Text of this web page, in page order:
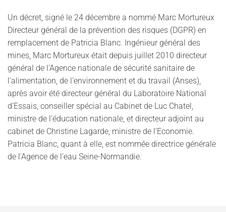
Un décret, signé le 24 décembre a nommé Marc Mortureux
Directeur général de la prévention des risques (DGPR) en
remplacement de Patricia Blanc. Ingénieur général des
mines, Marc Mortureux était depuis juillet 2010 directeur
général de l'Agence nationale de sécurité sanitaire de
l'alimentation, de l'environnement et du travail (Anses),
après avoir été directeur général du Laboratoire National
d’Essais, conseiller spécial au Cabinet de Luc Chatel,
ministre de l’éducation nationale, et directeur adjoint au
cabinet de Christine Lagarde, ministre de l’Economie.
Patricia Blanc, quant à elle, est nommée directrice générale
de l'Agence de l'eau Seine-Normandie.